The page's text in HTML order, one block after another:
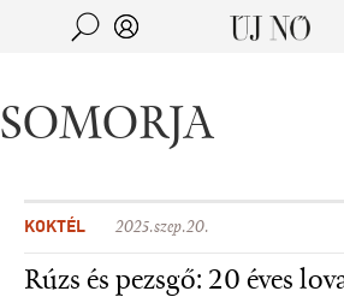
Jump to navigation
SOMORJA
KOKTÉL 2025.szep.20.
Rúzs és pezsgő: 20 éves